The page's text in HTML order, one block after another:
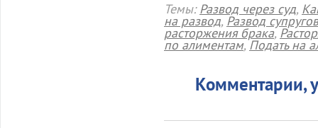
Темы:Развод через суд,
на развод, Развод супругов
расторжения брака,
по алиментам,Подать на
Комментарии,